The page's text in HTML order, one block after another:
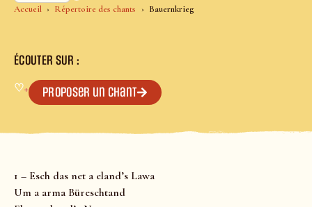
Accueil Répertoire des chants Bauernkrieg
ÉCOUTER SUR :
♡+ Proposer un chant
1 – Esch das net a eland’s Lawa
Um a arma Büreschtand